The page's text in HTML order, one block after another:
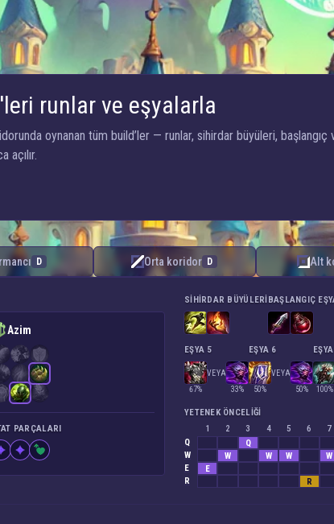
runlar ve eşyalarla
oynanan tüm build’ler — runlar, sihirdar büyüleri,
açılır.
D Orta koridor D Alt
Azim
PARÇALARI
SIHIRDAR BÜYÜLERIBAŞLANGIÇ
EŞYA 5
67%
VEYA
33%
EŞYA 6
50%
VEYA
50%
100%
YETENEK ÖNCELIĞI
1
2 3 4 5 6 7
Q
Q
W
W W W W
E
E
R
R